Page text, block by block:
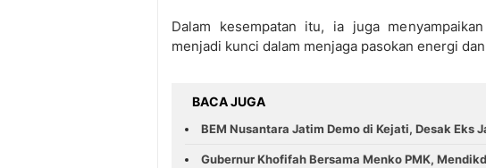
Dalam kesempatan itu, ia juga
menjadi kunci dalam menjaga pasokan energi
BACA JUGA
BEM Nusantara Jatim Demo di Kejati, Desak Eks
Gubernur Khofifah Bersama Menko PMK,